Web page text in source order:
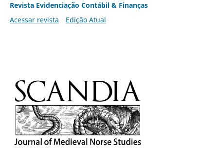
Revista Evidenciação Contábil & Finanças
Acessar revista
Edição Atual